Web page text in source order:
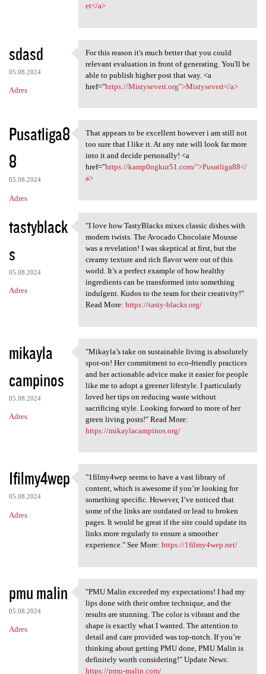
et</a>
sdasd
05.08.2024
Adres
For this reason it's much
For this reason it's much better that you could
relevant evaluation in front of generating. You'll be
able to publish higher post that way. <a
href="https://Mistyseveri.org">Mistyseveri</a>
Pusatliga8
8
05.08.2024
Adres
That appears to be excellent
That appears to be excellent however i am still not
too sure that I like it. At any rate will look far more
into it and decide personally! <a
href="https://kamp0ngkur51.com/">Pusatliga88</
a>
tastyblack
s
05.08.2024
Adres
"I love how TastyBlacks mixes
"I love how TastyBlacks mixes classic dishes with
modern twists. The Avocado Chocolate Mousse
was a revelation! I was skeptical at first, but the
creamy texture and rich flavor were out of this
world. It’s a perfect example of how healthy
ingredients can be transformed into something
indulgent. Kudos to the team for their creativity!"
Read More: https://tasty-blacks.org/
mikayla
campinos
05.08.2024
Adres
"Mikayla’s take on
"Mikayla’s take on sustainable living is absolutely
spot-on! Her commitment to eco-friendly practices
and her actionable advice make it easier for people
like me to adopt a greener lifestyle. I particularly
loved her tips on reducing waste without
sacrificing style. Looking forward to more of her
green living posts!" Read More:
https://mikaylacampinos.org/
1filmy4wep
05.08.2024
Adres
"1filmy4wep seems to have a
"1filmy4wep seems to have a vast library of
content, which is awesome if you’re looking for
something specific. However, I’ve noticed that
some of the links are outdated or lead to broken
pages. It would be great if the site could update its
links more regularly to ensure a smoother
experience." See More: https://1filmy4wep.net/
pmu malin
05.08.2024
Adres
"PMU Malin exceeded my
"PMU Malin exceeded my expectations! I had my
lips done with their ombre technique, and the
results are stunning. The color is vibrant and the
shape is exactly what I wanted. The attention to
detail and care provided was top-notch. If you’re
thinking about getting PMU done, PMU Malin is
definitely worth considering!" Update News:
https://pmu-malin.com/